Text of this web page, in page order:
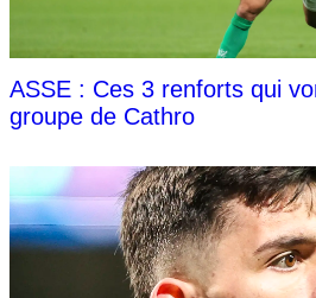
ASSE : Ces 3 renforts qui
groupe de Cathro